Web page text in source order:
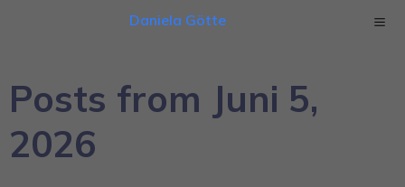
Daniela Götte
Posts from Juni 5,
2026